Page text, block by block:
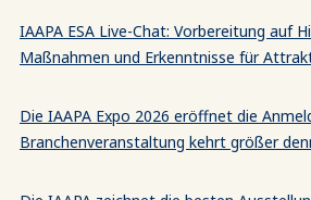
IAAPA ESA Live-Chat: Vorbereitung auf
Maßnahmen und Erkenntnisse für
Die IAAPA Expo 2026 eröffnet die
Branchenveranstaltung kehrt größer